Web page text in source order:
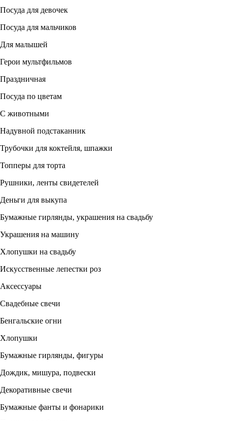
Посуда для девочек
Посуда для мальчиков
Для малышей
Герои мультфильмов
Праздничная
Посуда по цветам
С животными
Надувной подстаканник
Трубочки для коктейля, шпажки
Топперы для торта
Рушники, ленты свидетелей
Деньги для выкупа
Бумажные гирлянды, украшения на свадьбу
Украшения на машину
Хлопушки на свадьбу
Искусственные лепестки роз
Аксессуары
Свадебные свечи
Бенгальские огни
Хлопушки
Бумажные гирлянды, фигуры
Дождик, мишура, подвески
Декоративные свечи
Бумажные фанты и фонарики